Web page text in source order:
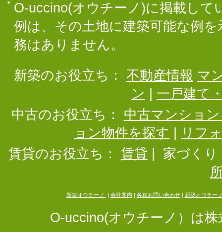
O-uccino(オウチーノ)に掲載して
例は、その土地に建築可能な例
務はありません。
新築のお役立ち： 不動産情報 マ
ン
一戸建て
中古のお役立ち：
中古マンショ
ョン物件を探す
リフ
賃貸のお役立ち：
賃貸
家づくり
新築オウチーノ 会社案内 各種お問い合わせ| 新築オウチー
O-uccino(オウチーノ）は